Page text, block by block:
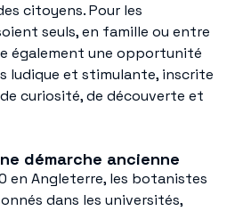
citoyens. Pour les
seuls, en famille ou entre
également une opportunité
ludique et stimulante, inscrite
curiosité, de découverte et
démarche ancienne
en Angleterre, les botanistes
dans les universités,